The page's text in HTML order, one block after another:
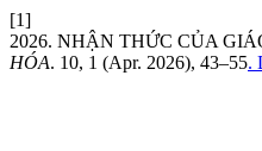
[1]
2026. NHẬN THỨC CỦA
HÓA. 10, 1 (Apr. 2026), 43–55.